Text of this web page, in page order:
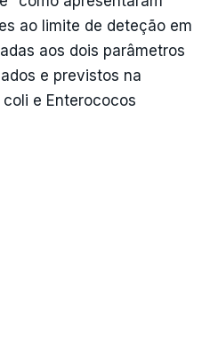
ao limite de deteção em
aos dois parâmetros
e previstos na
e Enterococos